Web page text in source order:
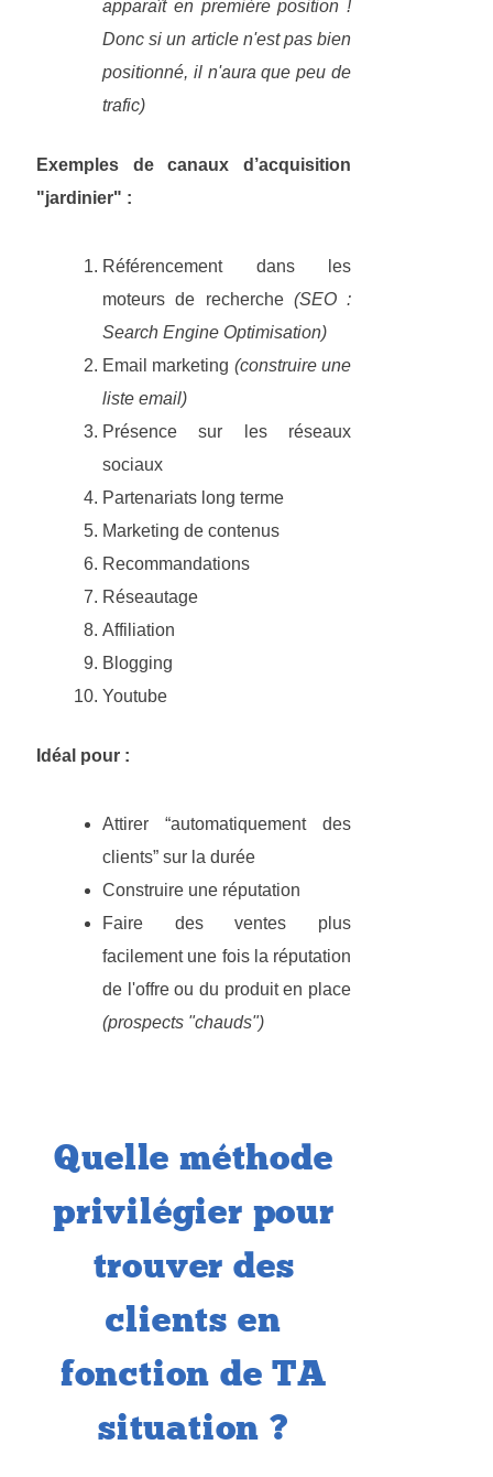
apparaît en première position !
Donc si un article n'est pas bien
positionné, il n'aura que peu de
trafic)
Exemples de canaux d’acquisition
"jardinier" :
Référencement dans les
moteurs de recherche (SEO :
Search Engine Optimisation)
Email marketing (construire une
liste email)
Présence sur les réseaux
sociaux
Partenariats long terme
Marketing de contenus
Recommandations
Réseautage
Affiliation
Blogging
Youtube
Idéal pour :
Attirer “automatiquement des
clients” sur la durée
Construire une réputation
Faire des ventes plus
facilement une fois la réputation
de l'offre ou du produit en place
(prospects "chauds")
Quelle méthode
privilégier pour
trouver des
clients en
fonction de TA
situation ?